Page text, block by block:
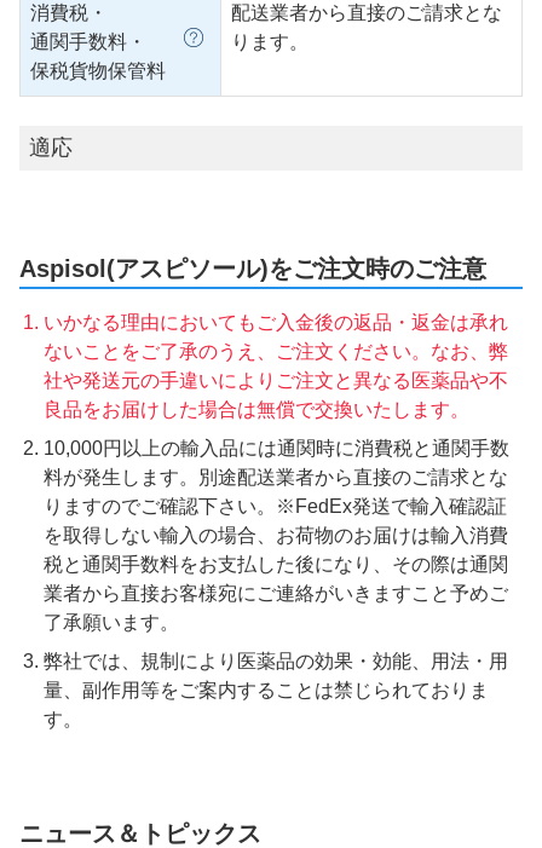
消費税・
通関手数料・
保税貨物保管料
配送業者から直接のご請求とな
ります。
適応
Aspisol(アスピソール)をご注文時のご注意
いかなる理由においてもご入金後の返品・返金は承れ
ないことをご了承のうえ、ご注文ください。なお、弊
社や発送元の手違いによりご注文と異なる医薬品や不
良品をお届けした場合は無償で交換いたします。
10,000円以上の輸入品には通関時に消費税と通関手数
料が発生します。別途配送業者から直接のご請求とな
りますのでご確認下さい。※FedEx発送で輸入確認証
を取得しない輸入の場合、お荷物のお届けは輸入消費
税と通関手数料をお支払した後になり、その際は通関
業者から直接お客様宛にご連絡がいきますこと予めご
了承願います。
弊社では、規制により医薬品の効果・効能、用法・用
量、副作用等をご案内することは禁じられておりま
す。
ニュース＆トピックス